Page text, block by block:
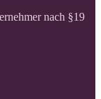
nach §19